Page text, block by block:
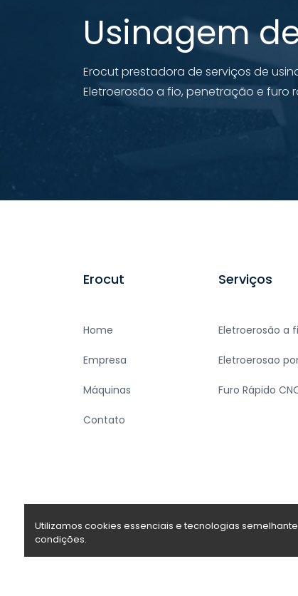
Usinagem
Erocut prestadora de serviços de
Eletroerosão a fio, penetração e furo
Erocut
Home
Empresa
Máquinas
Contato
Serviços
Eletroerosão a
Eletroerosao
Furo Rápido
Utilizamos cookies essenciais e tecnologias
condições.